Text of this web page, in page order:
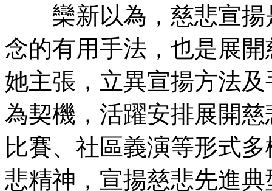
欒新以為，慈悲宣揚
念的有用手法，也是展
她主張，立異宣揚方法
為契機，活躍安排展開
比賽、社區義演等形式
悲精神，宣揚慈悲先進